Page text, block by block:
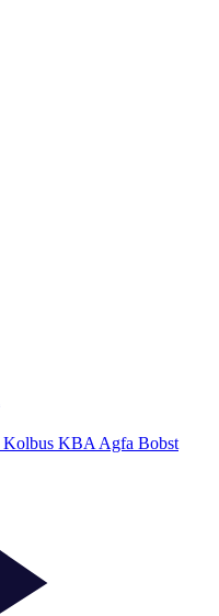
Kolbus KBA Agfa Bobst